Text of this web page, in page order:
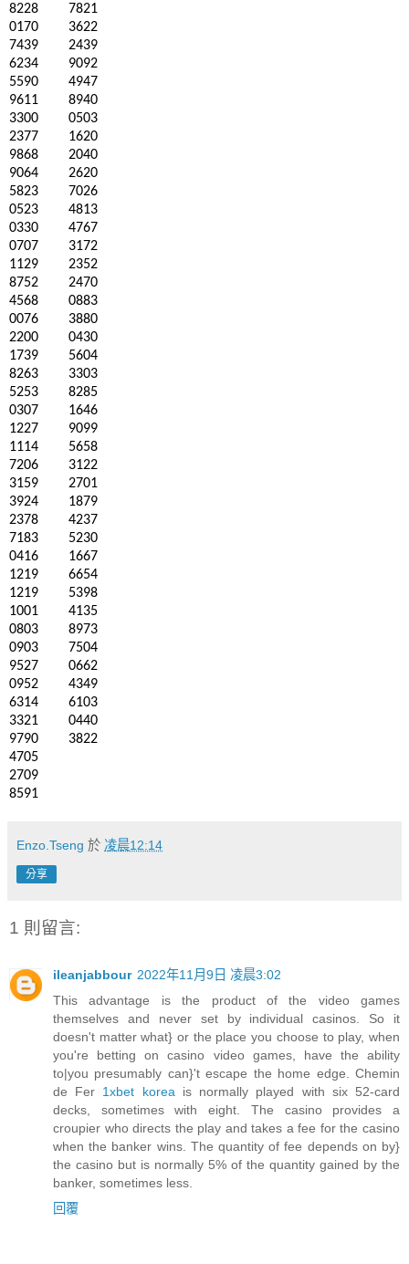
8228
7821
0170
3622
7439
2439
6234
9092
5590
4947
9611
8940
3300
0503
2377
1620
9868
2040
9064
2620
5823
7026
0523
4813
0330
4767
0707
3172
1129
2352
8752
2470
4568
0883
0076
3880
2200
0430
1739
5604
8263
3303
5253
8285
0307
1646
1227
9099
1114
5658
7206
3122
3159
2701
3924
1879
2378
4237
7183
5230
0416
1667
1219
6654
1219
5398
1001
4135
0803
8973
0903
7504
9527
0662
0952
4349
6314
6103
3321
0440
9790
3822
4705
2709
8591
Enzo.Tseng 於 凌晨12:14
分享
1 則留言:
ileanjabbour 2022年11月9日 凌晨3:02
This advantage is the product of the video games
themselves and never set by individual casinos. So it
doesn't matter what} or the place you choose to play, when
you're betting on casino video games, have the ability
to|you presumably can}'t escape the home edge. Chemin
de Fer 1xbet korea is normally played with six 52-card
decks, sometimes with eight. The casino provides a
croupier who directs the play and takes a fee for the casino
when the banker wins. The quantity of fee depends on by}
the casino but is normally 5% of the quantity gained by the
banker, sometimes less.
回覆